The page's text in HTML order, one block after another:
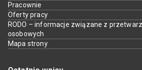
Pracownie
Oferty pracy
RODO – informacje związane z
osobowych
Mapa strony